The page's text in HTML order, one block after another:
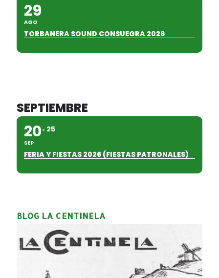
29
AGO
TORBANERA SOUND CONSUEGRA 2026
SEPTIEMBRE
20
SEP
25
FERIA Y FIESTAS 2026 (FIESTAS PATRONALES)
BLOG LA CENTINELA